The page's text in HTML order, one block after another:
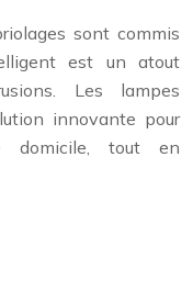
sont commis
est un atout
Les lampes
innovante pour
domicile, tout en